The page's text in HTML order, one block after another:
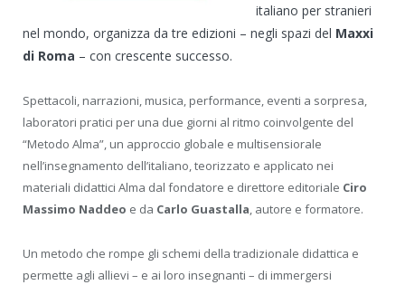
italiano per stranieri
nel mondo, organizza da tre edizioni – negli spazi del Maxxi
di Roma – con crescente successo.
Spettacoli, narrazioni, musica, performance, eventi a sorpresa,
laboratori pratici per una due giorni al ritmo coinvolgente del
“Metodo Alma”, un approccio globale e multisensiorale
nell’insegnamento dell’italiano, teorizzato e applicato nei
materiali didattici Alma dal fondatore e direttore editoriale Ciro
Massimo Naddeo e da Carlo Guastalla, autore e formatore.
Un metodo che rompe gli schemi della tradizionale didattica e
permette agli allievi – e ai loro insegnanti – di immergersi